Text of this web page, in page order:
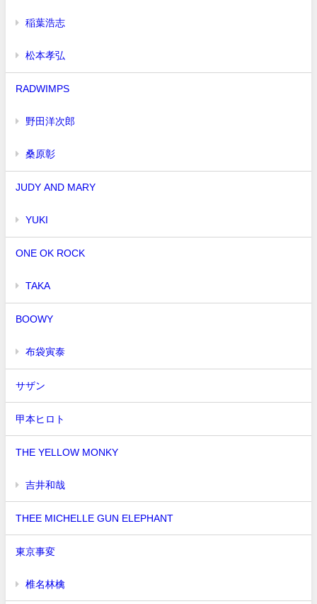
稲葉浩志
松本孝弘
RADWIMPS
野田洋次郎
桑原彰
JUDY AND MARY
YUKI
ONE OK ROCK
TAKA
BOOWY
布袋寅泰
サザン
甲本ヒロト
THE YELLOW MONKY
吉井和哉
THEE MICHELLE GUN ELEPHANT
東京事変
椎名林檎